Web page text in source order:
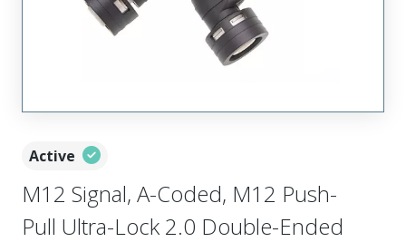
Active
M12 Signal, A-Coded, M12 Push-
Pull Ultra-Lock 2.0 Double-Ended